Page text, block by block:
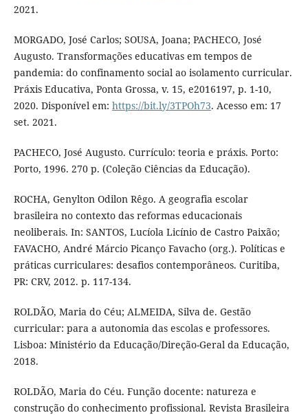
2021.
MORGADO, José Carlos; SOUSA, Joana; PACHECO, José
Augusto. Transformações educativas em tempos de
pandemia: do confinamento social ao isolamento curricular.
Práxis Educativa, Ponta Grossa, v. 15, e2016197, p. 1-10,
2020. Disponível em: https://bit.ly/3TPOh73. Acesso em: 17
set. 2021.
PACHECO, José Augusto. Currículo: teoria e práxis. Porto:
Porto, 1996. 270 p. (Coleção Ciências da Educação).
ROCHA, Genylton Odilon Rêgo. A geografia escolar
brasileira no contexto das reformas educacionais
neoliberais. In: SANTOS, Lucíola Licínio de Castro Paixão;
FAVACHO, André Márcio Picanço Favacho (org.). Políticas e
práticas curriculares: desafios contemporâneos. Curitiba,
PR: CRV, 2012. p. 117-134.
ROLDÃO, Maria do Céu; ALMEIDA, Silva de. Gestão
curricular: para a autonomia das escolas e professores.
Lisboa: Ministério da Educação/Direção-Geral da Educação,
2018.
ROLDÃO, Maria do Céu. Função docente: natureza e
construção do conhecimento profissional. Revista Brasileira